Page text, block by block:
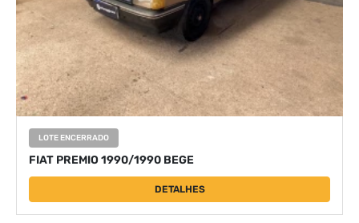
LOTE ENCERRADO
FIAT PREMIO 1990/1990 BEGE
DETALHES